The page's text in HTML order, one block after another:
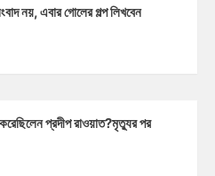
নয়, এবার গোলের গল্প লিখবেন
প্রদীপ রাওয়াত?মৃত্যুর পর